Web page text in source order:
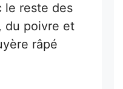
le reste des
du poivre et
râpé